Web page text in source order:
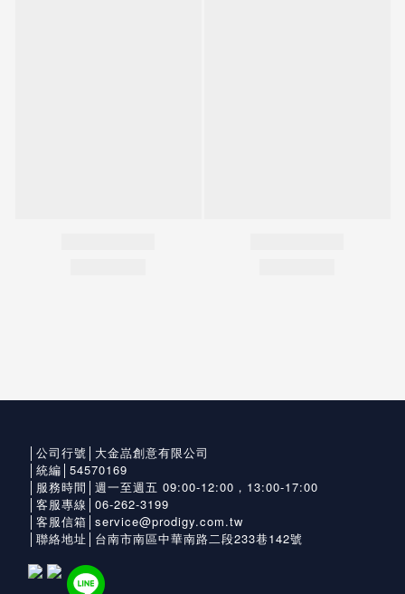
│公司行號│大金嵓創意有限公司
│統編│54570169
│服務時間│週一至週五 09:00-12:00，13:00-17:00
│客服專線│06-262-3199
│客服信箱│service@prodigy.com.tw
│聯絡地址│台南市南區中華南路二段233巷142號